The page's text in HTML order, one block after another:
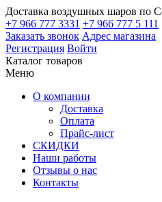
Доставка воздушных шаров по
+7 966 777 3331 +7 966 777 5 111
Заказать звонок Адрес магазина
Регистрация Войти
Каталог товаров
Меню
О компании
Доставка
Оплата
Прайс-лист
СКИДКИ
Наши работы
Отзывы о нас
Контакты